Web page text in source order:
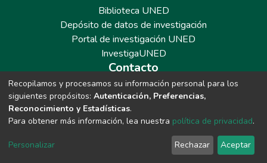
Biblioteca UNED
Depósito de datos de investigación
Portal de investigación UNED
InvestigaUNED
Contacto
Teléfono: 913986562 / 6643 / 6633 / 8766
Correo: repositoriobiblioteca@adm.uned.es
Recopilamos y procesamos su información personal para los
siguientes propósitos: Autenticación, Preferencias,
Reconocimiento y Estadísticas.
Para obtener más información, lea nuestra política de privacidad.
Personalizar Rechazar Aceptar